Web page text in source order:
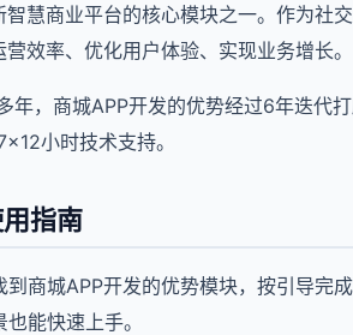
慧商业平台的核心模块之一。作为社
效率、优化用户体验、实现业务增长。
年，商城APP开发的优势经过6年迭代
小时技术支持。
指南
商城APP开发的优势模块，按引导完
能快速上手。